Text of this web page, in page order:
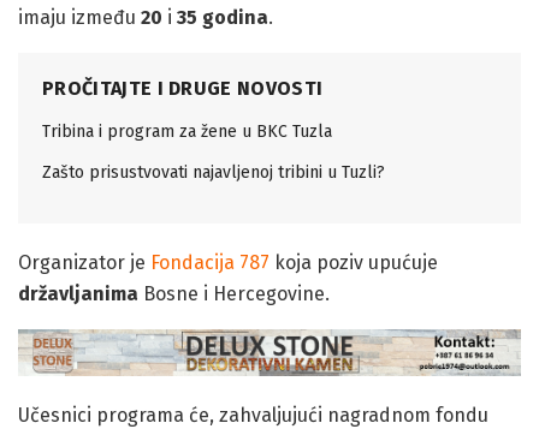
imaju između 20 i 35 godina.
PROČITAJTE I DRUGE NOVOSTI
Tribina i program za žene u BKC Tuzla
Zašto prisustvovati najavljenoj tribini u Tuzli?
Organizator je Fondacija 787 koja poziv upućuje
državljanima Bosne i Hercegovine.
Učesnici programa će, zahvaljujući nagradnom fondu